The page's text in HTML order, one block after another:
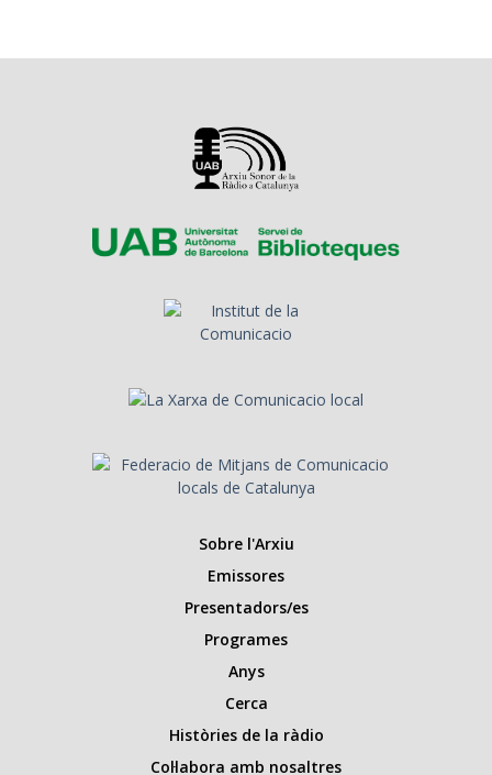
Sobre l'Arxiu
Emissores
Presentadors/es
Programes
Anys
Cerca
Històries de la ràdio
Col·labora amb nosaltres